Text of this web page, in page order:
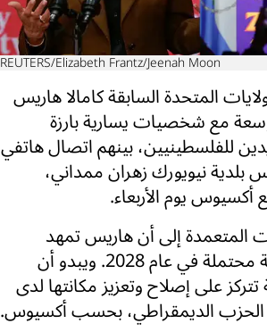
REUTERS/Elizabeth Frantz/Jeenah Moon
المتحدة السابقة كامالا هاريس
مع شخصيات يسارية بارزة
للفلسطينيين، بينهم اتصال هاتفي
نيويورك زهران ممداني،
يوم الأربعاء.
المتعمدة إلى أن هاريس تمهد
بنشاط لحملة رئاسية محتملة في عام 2028. ويبدو أن
تتركز على إصلاح وتعزيز مكانتها لدى
الحزب الديمقراطي، بحسب أكسيوس.